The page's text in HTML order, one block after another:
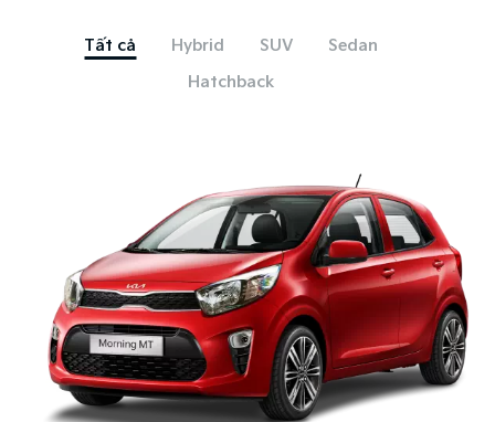
Tất cả Hybrid SUV
Sedan
Hatchback